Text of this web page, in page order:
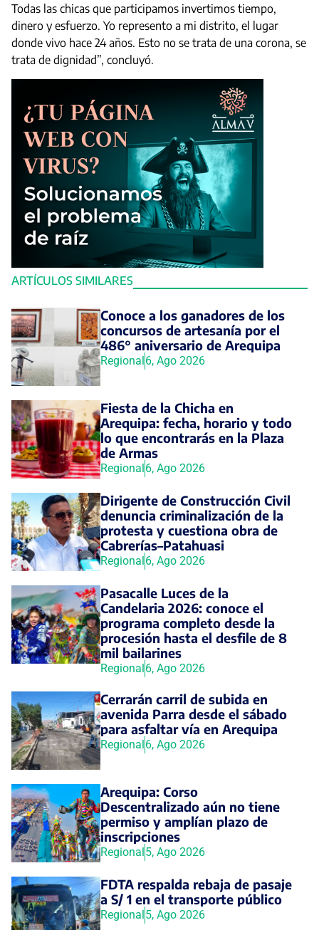
ARTÍCULOS SIMILARES
Conoce a los ganadores de los
concursos de artesanía por el
486° aniversario de Arequipa
Regional6, Ago 2026
Fiesta de la Chicha en
Arequipa: fecha, horario y todo
lo que encontrarás en la Plaza
de Armas
Regional6, Ago 2026
Dirigente de Construcción Civil
denuncia criminalización de la
protesta y cuestiona obra de
Cabrerías–Patahuasi
Regional6, Ago 2026
Pasacalle Luces de la
Candelaria 2026: conoce el
programa completo desde la
procesión hasta el desfile de 8
mil bailarines
Regional6, Ago 2026
Cerrarán carril de subida en
avenida Parra desde el sábado
para asfaltar vía en Arequipa
Regional6, Ago 2026
Arequipa: Corso
Descentralizado aún no tiene
permiso y amplían plazo de
inscripciones
Regional5, Ago 2026
FDTA respalda rebaja de pasaje
a S/ 1 en el transporte público
Regional5, Ago 2026
Todas las chicas que participamos invertimos tiempo,
dinero y esfuerzo. Yo represento a mi distrito, el lugar
donde vivo hace 24 años. Esto no se trata de una corona, se
trata de dignidad”, concluyó.